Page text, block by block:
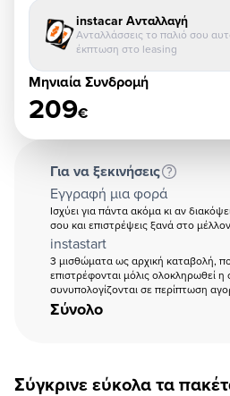
instacar Ανταλλαγή
Ανταλλάσσεις το παλιό σου
έκπτωση στο leasing
Μηνιαία Συνδρομή
209€
Για να ξεκινήσεις
Εγγραφή μια φορά
Ισχύει για πάντα ακόμα κι αν
σου και επιστρέψεις ξανά στο μέλλον
instastart
3 μισθώματα ως αρχική καταβολή,
επιστρέφονται μόλις ολοκληρωθεί
συνυπολογίζονται σε περίπτωση
Σύνολο
Σύγκρινε εύκολα τα